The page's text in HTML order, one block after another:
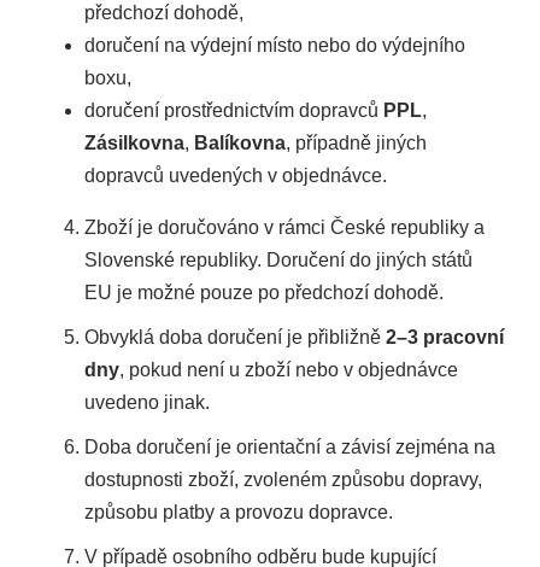
předchozí dohodě,
doručení na výdejní místo nebo do výdejního
boxu,
doručení prostřednictvím dopravců PPL,
Zásilkovna, Balíkovna, případně jiných
dopravců uvedených v objednávce.
Zboží je doručováno v rámci České republiky a
Slovenské republiky. Doručení do jiných států
EU je možné pouze po předchozí dohodě.
Obvyklá doba doručení je přibližně 2–3 pracovní
dny, pokud není u zboží nebo v objednávce
uvedeno jinak.
Doba doručení je orientační a závisí zejména na
dostupnosti zboží, zvoleném způsobu dopravy,
způsobu platby a provozu dopravce.
V případě osobního odběru bude kupující